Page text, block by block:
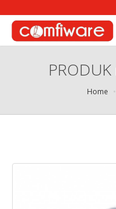
PRODUK
Home